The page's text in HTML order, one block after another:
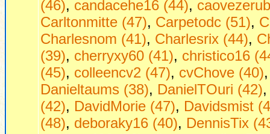
(46), candacehe16 (44),
Carltonmitte (47), Carpetodc (51),
Charlesnom (41), Charlesrix (44),
(39), cherryxy60 (41), christico16
(45), colleencv2 (47), cvChove (40)
Danieltaums (38), DanielTOuri (42)
(42), DavidMorie (47), Davidsmist
(48), deboraky16 (40), DennisTix